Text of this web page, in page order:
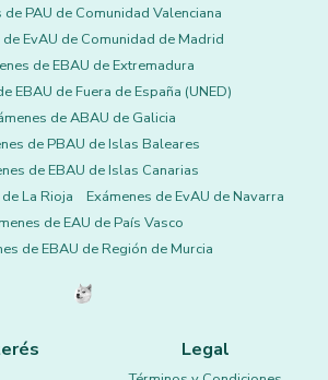
de PAU de Comunidad Valenciana
de EvAU de Comunidad de Madrid
de EBAU de Extremadura
EBAU de Fuera de España (UNED)
de ABAU de Galicia
de PBAU de Islas Baleares
de EBAU de Islas Canarias
La Rioja
Exámenes de EvAU de Navarra
de EAU de País Vasco
de EBAU de Región de Murcia
Legal